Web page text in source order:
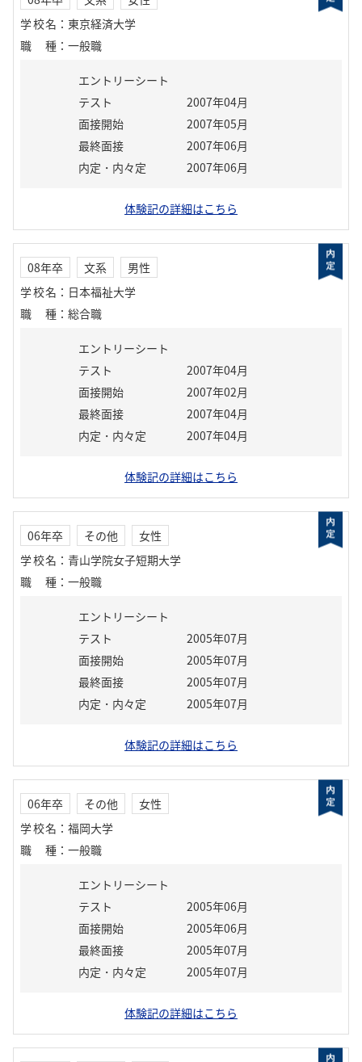
学校名 ： 東京経済大学
職種 ： 一般職
エントリーシート
テスト
2007年04月
面接開始
2007年05月
最終面接
2007年06月
内定・内々定
2007年06月
体験記の詳細はこちら
08年卒 文系
男性
学校名 ： 日本福祉大学
職種 ： 総合職
エントリーシート
テスト
2007年04月
面接開始
2007年02月
最終面接
2007年04月
内定・内々定
2007年04月
体験記の詳細はこちら
06年卒 その他
女性
学校名 ： 青山学院女子短期大学
職種 ： 一般職
エントリーシート
テスト
2005年07月
面接開始
2005年07月
最終面接
2005年07月
内定・内々定
2005年07月
体験記の詳細はこちら
06年卒 その他
女性
学校名 ： 福岡大学
職種 ： 一般職
エントリーシート
テスト
2005年06月
面接開始
2005年06月
最終面接
2005年07月
内定・内々定
2005年07月
体験記の詳細はこちら